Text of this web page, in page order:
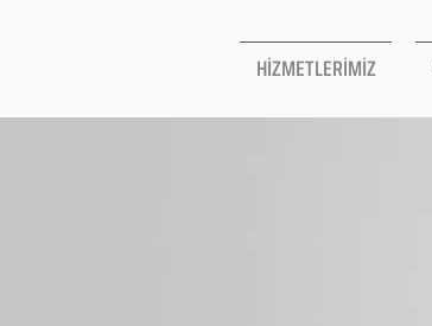
HİZMETLERİMİZ